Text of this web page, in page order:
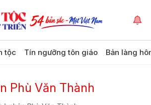
tộc Tín ngưỡng tôn giáo Bản làng
Phù Văn Thành